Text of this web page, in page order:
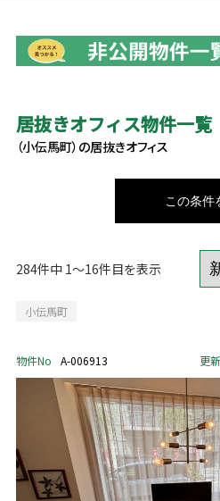
居抜きオフィス物件一覧
（小伝馬町）の居抜きオフィス
この条件
284件中 1～16件目を表示
小伝馬町
物件No A-006913 更